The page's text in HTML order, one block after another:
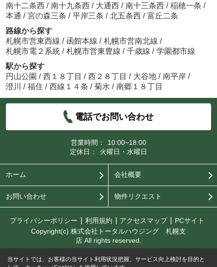
南十二条西 / 南十九条西 / 大通西 / 南十三条西 / 稲穂一条 /
本通 / 宮の森三条 / 平岸三条 / 北五条西 / 富丘二条
路線から探す
札幌市営東西線 / 函館本線 / 札幌市営南北線 /
札幌市電２系統 / 札幌市営東豊線 / 千歳線 / 学園都市線
駅から探す
円山公園 / 西１８丁目 / 西２８丁目 / 大谷地 / 南平岸 /
澄川
/ 福住 / 西線１４条 / 菊水 / 南郷１８丁目
電話でお問い合わせ
営業時間：
10:00~18:00
定休日：
火曜日・水曜日
ホーム 会社概要
お問い合わせ 物件リクエスト
プライバシーポリシー 利用規約 アクセスマップ
PCサイト
Copyright(c) 株式会社トータルハウジング 札幌支
店 All rights reserved.
当サイトでは、お客様の当サイト利用状況把握、サービス向上検討を目的と